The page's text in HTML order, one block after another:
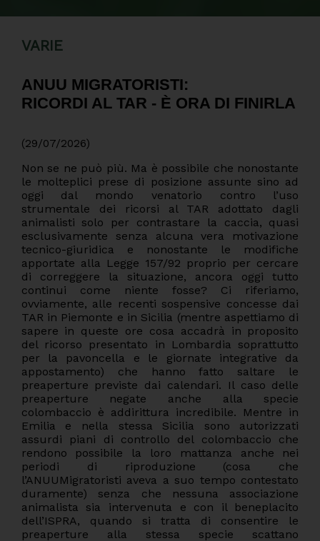
VARIE
ANUU MIGRATORISTI:
RICORDI AL TAR - È ORA DI FINIRLA
(29/07/2026)
Non se ne può più. Ma è possibile che nonostante
le molteplici prese di posizione assunte sino ad
oggi dal mondo venatorio contro l’uso
strumentale dei ricorsi al TAR adottato dagli
animalisti solo per contrastare la caccia, quasi
esclusivamente senza alcuna vera motivazione
tecnico-giuridica e nonostante le modifiche
apportate alla Legge 157/92 proprio per cercare
di correggere la situazione, ancora oggi tutto
continui come niente fosse? Ci riferiamo,
ovviamente, alle recenti sospensive concesse dai
TAR in Piemonte e in Sicilia (mentre aspettiamo di
sapere in queste ore cosa accadrà in proposito
del ricorso presentato in Lombardia soprattutto
per la pavoncella e le giornate integrative da
appostamento) che hanno fatto saltare le
preaperture previste dai calendari. Il caso delle
preaperture negate anche alla specie
colombaccio è addirittura incredibile. Mentre in
Emilia e nella stessa Sicilia sono autorizzati
assurdi piani di controllo del colombaccio che
rendono possibile la loro mattanza anche nei
periodi di riproduzione (cosa che
l’ANUUMigratoristi aveva a suo tempo contestato
duramente) senza che nessuna associazione
animalista sia intervenuta e con il beneplacito
dell’ISPRA, quando si tratta di consentire le
preaperture alla stessa specie scattano